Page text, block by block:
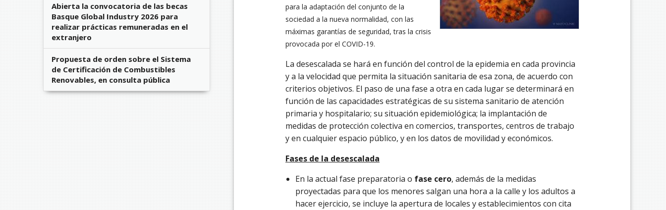
para la adaptación del conjunto de la
sociedad a la nueva normalidad, con las
máximas garantías de seguridad, tras la crisis
provocada por el COVID-19.
La desescalada se hará en función del control de la epidemia en cada provincia
y a la velocidad que permita la situación sanitaria de esa zona, de acuerdo con
criterios objetivos. El paso de una fase a otra en cada lugar se determinará en
función de las capacidades estratégicas de su sistema sanitario de atención
primaria y hospitalario; su situación epidemiológica; la implantación de
medidas de protección colectiva en comercios, transportes, centros de trabajo
y en cualquier espacio público, y en los datos de movilidad y económicos.
Fases de la desescalada
En la actual fase preparatoria o fase cero, además de la medidas
proyectadas para que los menores salgan una hora a la calle y los adultos a
hacer ejercicio, se incluye la apertura de locales y establecimientos con cita
Abierta la convocatoria de las becas
Basque Global Industry 2026 para
realizar prácticas remuneradas en el
extranjero
Propuesta de orden sobre el Sistema
de Certificación de Combustibles
Renovables, en consulta pública